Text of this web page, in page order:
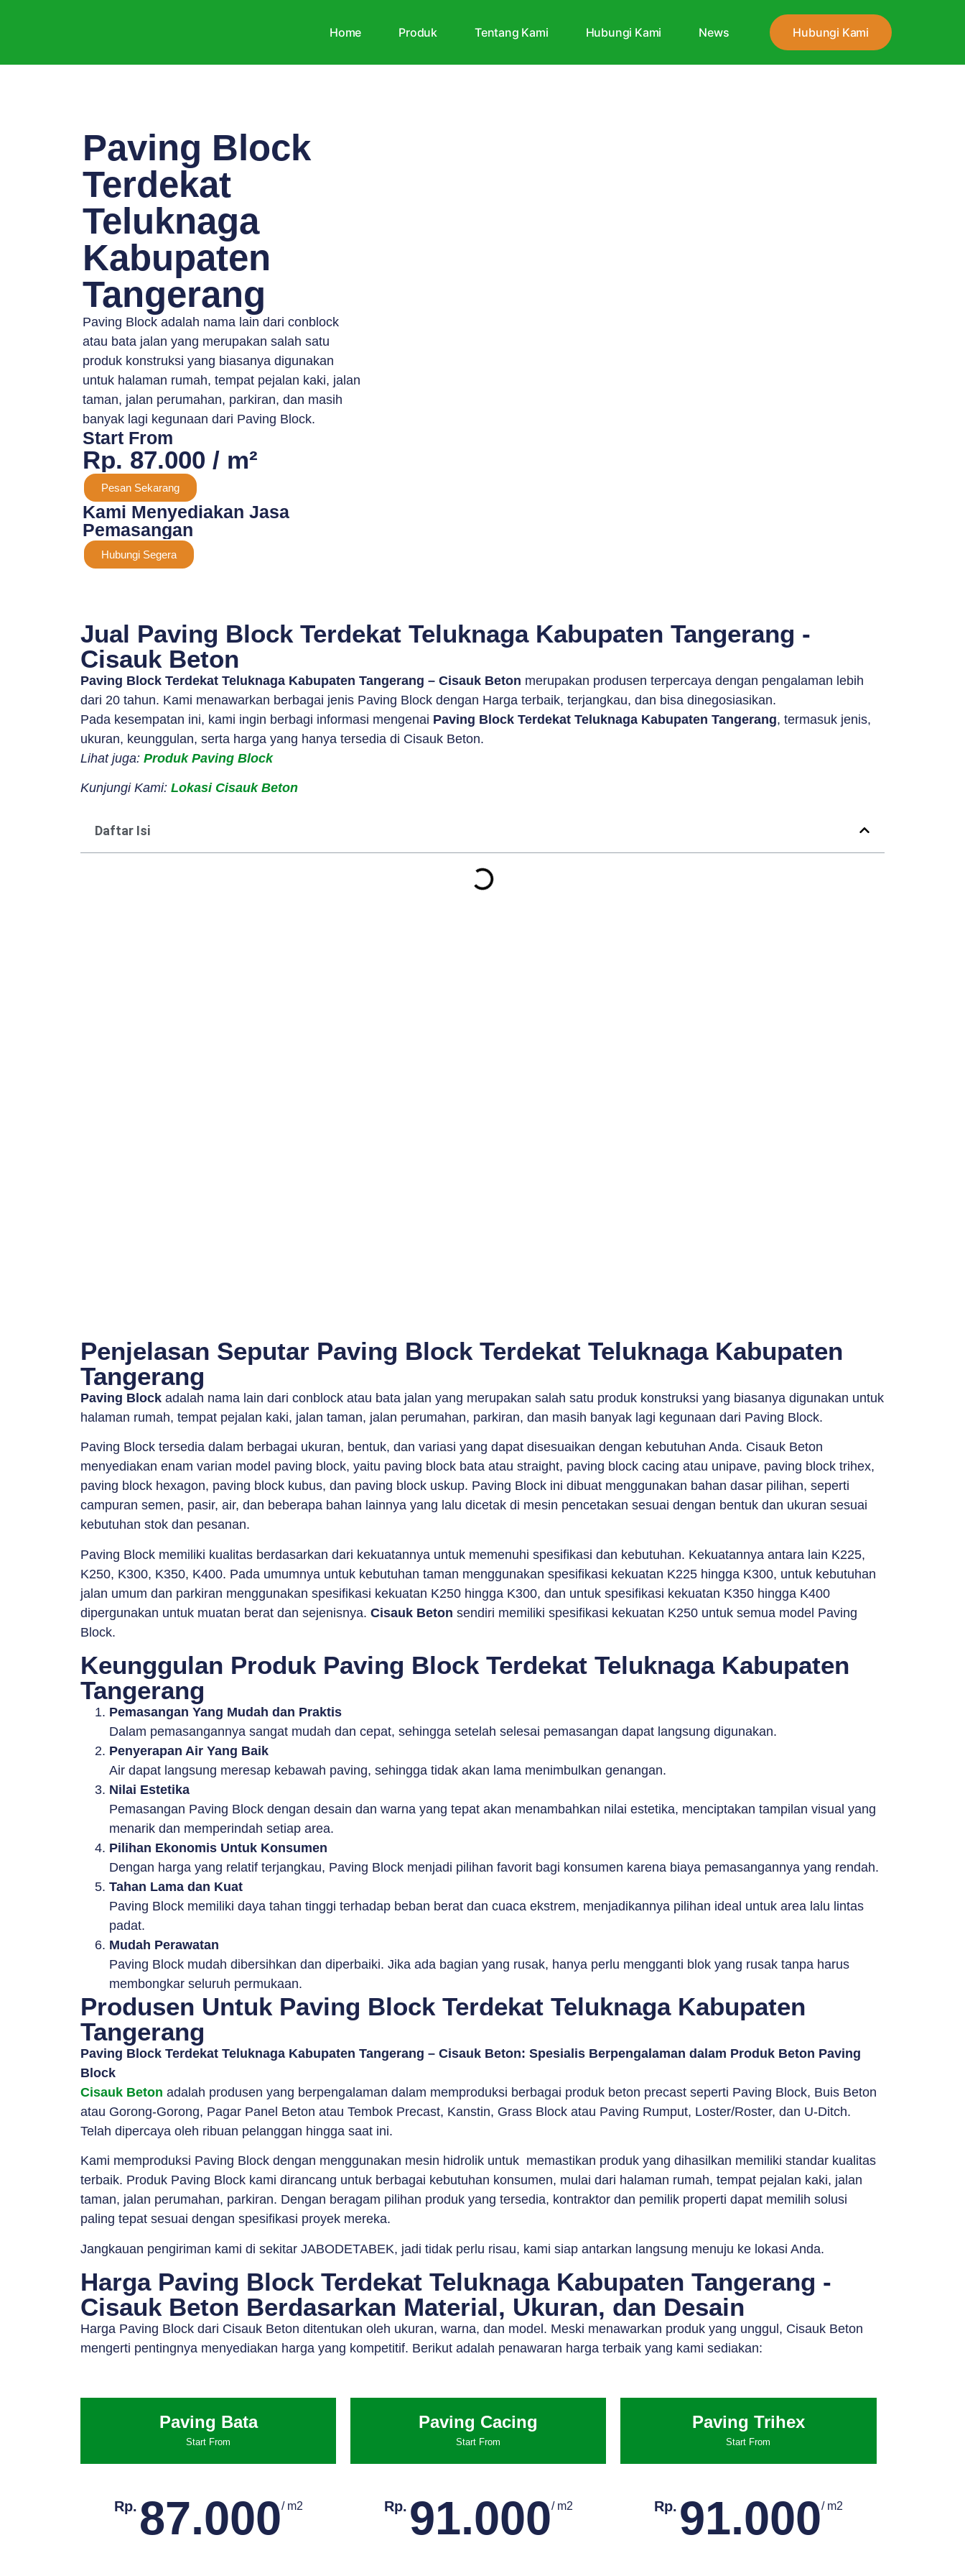
Home Produk Tentang Kami Hubungi Kami News Hubungi Kami
Paving Block
Terdekat
Teluknaga
Kabupaten
Tangerang
Paving Block adalah nama lain dari conblock
atau bata jalan yang merupakan salah satu
produk konstruksi yang biasanya digunakan
untuk halaman rumah, tempat pejalan kaki, jalan
taman, jalan perumahan, parkiran, dan masih
banyak lagi kegunaan dari Paving Block.
Start From
Rp. 87.000 / m²
Pesan Sekarang
Kami Menyediakan Jasa
Pemasangan
Hubungi Segera
Jual Paving Block Terdekat Teluknaga Kabupaten Tangerang -
Cisauk Beton
Paving Block Terdekat Teluknaga Kabupaten Tangerang – Cisauk Beton merupakan produsen terpercaya dengan pengalaman lebih
dari 20 tahun. Kami menawarkan berbagai jenis Paving Block dengan Harga terbaik, terjangkau, dan bisa dinegosiasikan.
Pada kesempatan ini, kami ingin berbagi informasi mengenai Paving Block Terdekat Teluknaga Kabupaten Tangerang, termasuk jenis,
ukuran, keunggulan, serta harga yang hanya tersedia di Cisauk Beton.
Lihat juga: Produk Paving Block
Kunjungi Kami: Lokasi Cisauk Beton
Daftar Isi
Penjelasan Seputar Paving Block Terdekat Teluknaga Kabupaten
Tangerang
Paving Block adalah nama lain dari conblock atau bata jalan yang merupakan salah satu produk konstruksi yang biasanya digunakan untuk
halaman rumah, tempat pejalan kaki, jalan taman, jalan perumahan, parkiran, dan masih banyak lagi kegunaan dari Paving Block.
Paving Block tersedia dalam berbagai ukuran, bentuk, dan variasi yang dapat disesuaikan dengan kebutuhan Anda. Cisauk Beton
menyediakan enam varian model paving block, yaitu paving block bata atau straight, paving block cacing atau unipave, paving block trihex,
paving block hexagon, paving block kubus, dan paving block uskup. Paving Block ini dibuat menggunakan bahan dasar pilihan, seperti
campuran semen, pasir, air, dan beberapa bahan lainnya yang lalu dicetak di mesin pencetakan sesuai dengan bentuk dan ukuran sesuai
kebutuhan stok dan pesanan.
Paving Block memiliki kualitas berdasarkan dari kekuatannya untuk memenuhi spesifikasi dan kebutuhan. Kekuatannya antara lain K225,
K250, K300, K350, K400. Pada umumnya untuk kebutuhan taman menggunakan spesifikasi kekuatan K225 hingga K300, untuk kebutuhan
jalan umum dan parkiran menggunakan spesifikasi kekuatan K250 hingga K300, dan untuk spesifikasi kekuatan K350 hingga K400
dipergunakan untuk muatan berat dan sejenisnya. Cisauk Beton sendiri memiliki spesifikasi kekuatan K250 untuk semua model Paving
Block.
Keunggulan Produk Paving Block Terdekat Teluknaga Kabupaten
Tangerang
Pemasangan Yang Mudah dan Praktis
Dalam pemasangannya sangat mudah dan cepat, sehingga setelah selesai pemasangan dapat langsung digunakan.
Penyerapan Air Yang Baik
Air dapat langsung meresap kebawah paving, sehingga tidak akan lama menimbulkan genangan.
Nilai Estetika
Pemasangan Paving Block dengan desain dan warna yang tepat akan menambahkan nilai estetika, menciptakan tampilan visual yang
menarik dan memperindah setiap area.
Pilihan Ekonomis Untuk Konsumen
Dengan harga yang relatif terjangkau, Paving Block menjadi pilihan favorit bagi konsumen karena biaya pemasangannya yang rendah.
Tahan Lama dan Kuat
Paving Block memiliki daya tahan tinggi terhadap beban berat dan cuaca ekstrem, menjadikannya pilihan ideal untuk area lalu lintas
padat.
Mudah Perawatan
Paving Block mudah dibersihkan dan diperbaiki. Jika ada bagian yang rusak, hanya perlu mengganti blok yang rusak tanpa harus
membongkar seluruh permukaan.
Produsen Untuk Paving Block Terdekat Teluknaga Kabupaten
Tangerang
Paving Block Terdekat Teluknaga Kabupaten Tangerang – Cisauk Beton: Spesialis Berpengalaman dalam Produk Beton Paving
Block
Cisauk Beton adalah produsen yang berpengalaman dalam memproduksi berbagai produk beton precast seperti Paving Block, Buis Beton
atau Gorong-Gorong, Pagar Panel Beton atau Tembok Precast, Kanstin, Grass Block atau Paving Rumput, Loster/Roster, dan U-Ditch.
Telah dipercaya oleh ribuan pelanggan hingga saat ini.
Kami memproduksi Paving Block dengan menggunakan mesin hidrolik untuk memastikan produk yang dihasilkan memiliki standar kualitas
terbaik. Produk Paving Block kami dirancang untuk berbagai kebutuhan konsumen, mulai dari halaman rumah, tempat pejalan kaki, jalan
taman, jalan perumahan, parkiran. Dengan beragam pilihan produk yang tersedia, kontraktor dan pemilik properti dapat memilih solusi
paling tepat sesuai dengan spesifikasi proyek mereka.
Jangkauan pengiriman kami di sekitar JABODETABEK, jadi tidak perlu risau, kami siap antarkan langsung menuju ke lokasi Anda.
Harga Paving Block Terdekat Teluknaga Kabupaten Tangerang -
Cisauk Beton Berdasarkan Material, Ukuran, dan Desain
Harga Paving Block dari Cisauk Beton ditentukan oleh ukuran, warna, dan model. Meski menawarkan produk yang unggul, Cisauk Beton
mengerti pentingnya menyediakan harga yang kompetitif. Berikut adalah penawaran harga terbaik yang kami sediakan:
Paving Bata
Start From
Rp. 87.000/ m2
Paving Cacing
Start From
Rp. 91.000/ m2
Paving Trihex
Start From
Rp. 91.000/ m2